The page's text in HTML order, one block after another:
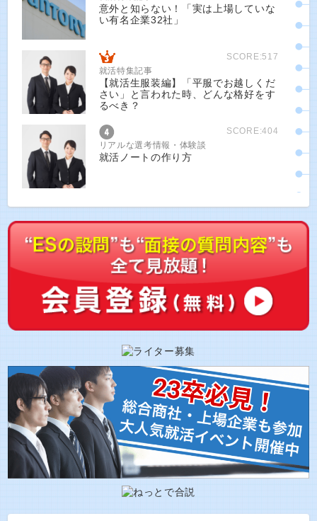
意外と知らない！「実は上場していな
い有名企業32社」
SCORE:517
就活特集記事
【就活生服装編】「平服でお越しくだ
さい」と言われた時、どんな格好をす
るべき？
SCORE:404
リアルな選考情報・体験談
就活ノートの作り方